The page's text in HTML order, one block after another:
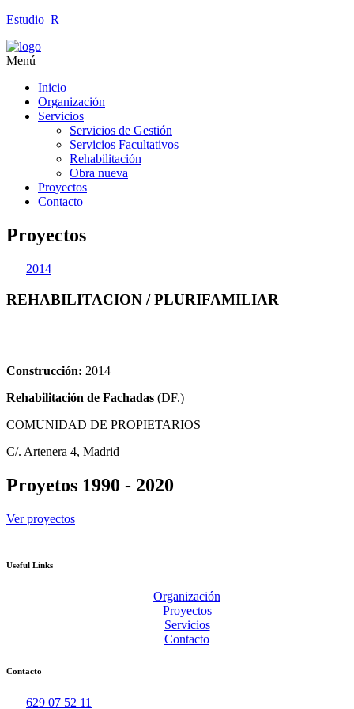
Estudio_R
Menú
Inicio
Organización
Servicios
Servicios de Gestión
Servicios Facultativos
Rehabilitación
Obra nueva
Proyectos
Contacto
Proyectos
2014
REHABILITACION / PLURIFAMILIAR
Construcción: 2014
Rehabilitación de Fachadas (DF.)
COMUNIDAD DE PROPIETARIOS
C/. Artenera 4, Madrid
Proyetos 1990 - 2020
Ver proyectos
Useful Links
Organización
Proyectos
Servicios
Contacto
Contacto
629 07 52 11